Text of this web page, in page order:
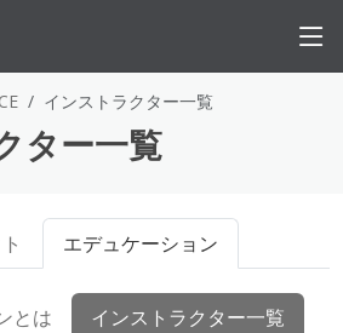
インストラクター一覧
ター一覧
エデュケーション
とは インストラクター一覧